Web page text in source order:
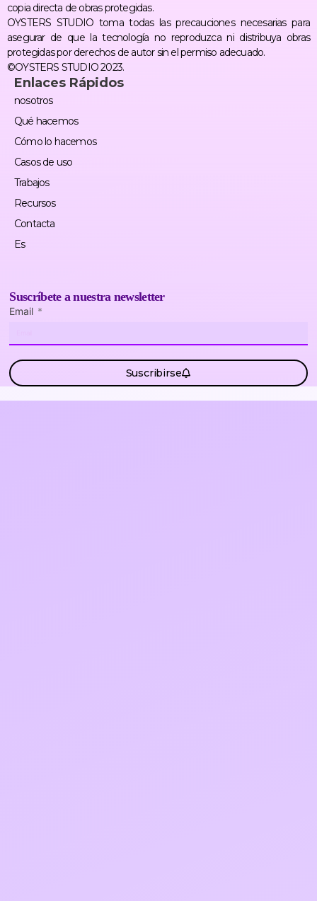
copia directa de obras protegidas.
OYSTERS STUDIO toma todas las precauciones necesarias para
asegurar de que la tecnología no reproduzca ni distribuya obras
protegidas por derechos de autor sin el permiso adecuado.
©OYSTERS STUDIO 2023.
Enlaces Rápidos
nosotros
Qué hacemos
Cómo lo hacemos
Casos de uso
Trabajos
Recursos
Contacta
Es
Suscríbete a nuestra newsletter
Email
Suscribirse